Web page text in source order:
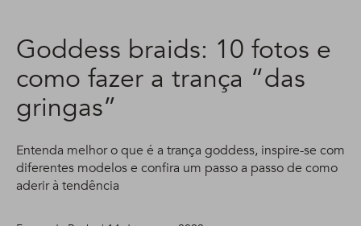
Goddess braids: 10 fotos e
como fazer a trança “das
gringas”
Entenda melhor o que é a trança goddess, inspire-se com
diferentes modelos e confira um passo a passo de como
aderir à tendência